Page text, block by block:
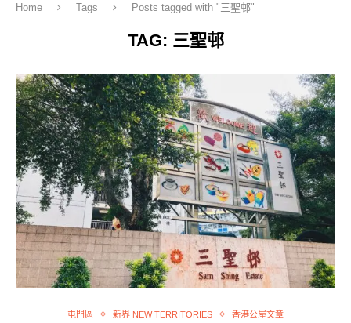
Home Tags Posts tagged with "三聖邨"
TAG: 三聖邨
屯門區 新界 NEW TERRITORIES 香港公屋文章